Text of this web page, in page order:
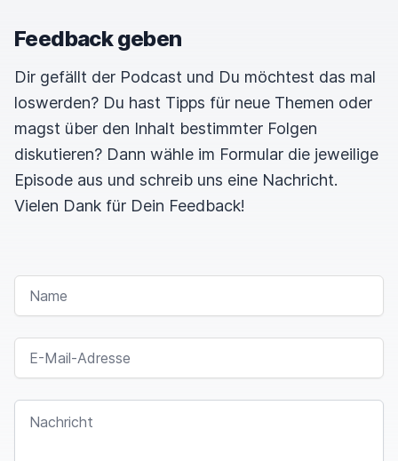
Feedback geben
Dir gefällt der Podcast und Du möchtest das mal
loswerden? Du hast Tipps für neue Themen oder
magst über den Inhalt bestimmter Folgen
diskutieren? Dann wähle im Formular die jeweilige
Episode aus und schreib uns eine Nachricht.
Vielen Dank für Dein Feedback!
NAME
E-MAIL-ADRESSE
NACHRICHT